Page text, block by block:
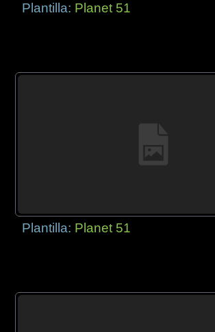
Plantilla: Planet 51
Plantilla: Planet 51